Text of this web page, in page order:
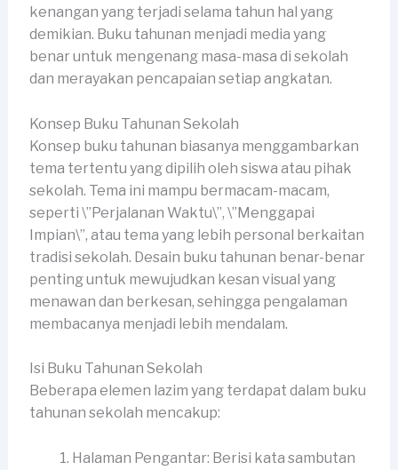
kenangan yang terjadi selama tahun hal yang
demikian. Buku tahunan menjadi media yang
benar untuk mengenang masa-masa di sekolah
dan merayakan pencapaian setiap angkatan.
Konsep Buku Tahunan Sekolah
Konsep buku tahunan biasanya menggambarkan
tema tertentu yang dipilih oleh siswa atau pihak
sekolah. Tema ini mampu bermacam-macam,
seperti \”Perjalanan Waktu\”, \”Menggapai
Impian\”, atau tema yang lebih personal berkaitan
tradisi sekolah. Desain buku tahunan benar-benar
penting untuk mewujudkan kesan visual yang
menawan dan berkesan, sehingga pengalaman
membacanya menjadi lebih mendalam.
Isi Buku Tahunan Sekolah
Beberapa elemen lazim yang terdapat dalam buku
tahunan sekolah mencakup:
Halaman Pengantar: Berisi kata sambutan